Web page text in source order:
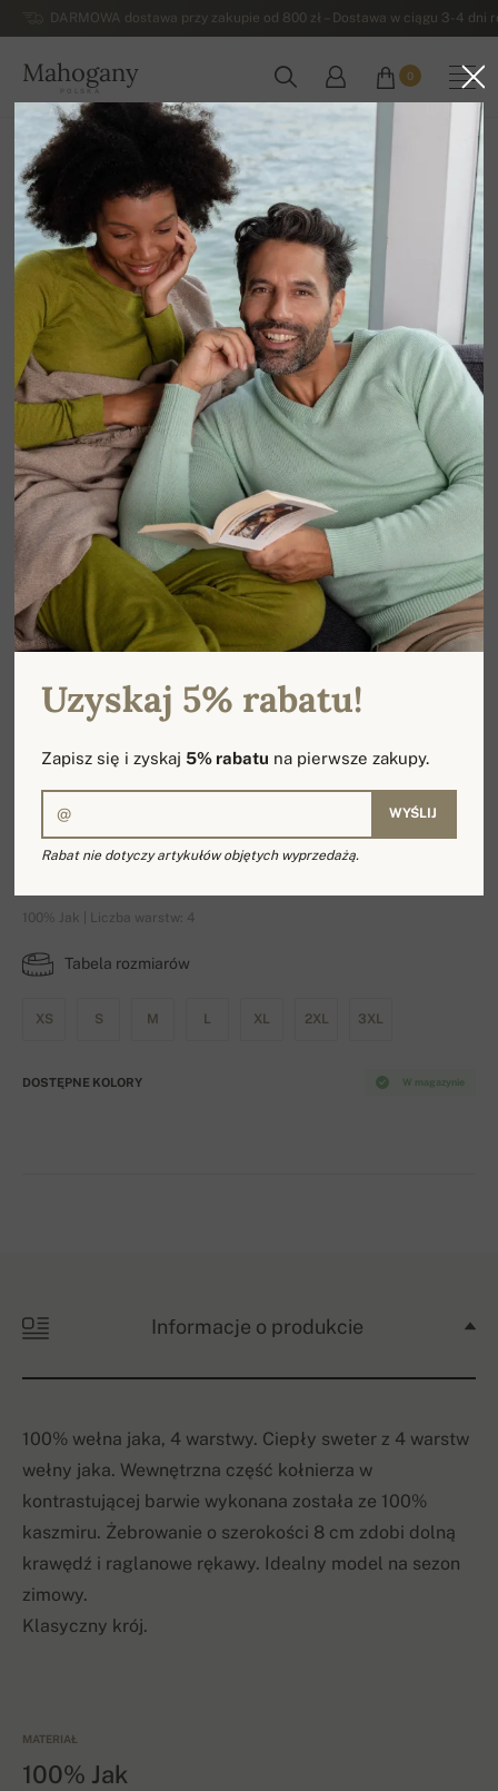
DARMOWA dostawa przy zakupie od 800 zł – Dostawa w ciągu 3-4
Mahogany
POLSKA
0
Strona główna Męskie swetry z kaszmiru
Howard
100% Jak | Liczba warstw: 4
Tabela rozmiarów
XS S M L XL 2XL 3XL
W magazynie
DOSTĘPNE KOLORY
Informacje o produkcie
100% wełna jaka, 4 warstwy. Ciepły sweter z 4 warstw
wełny jaka. Wewnętrzna część kołnierza w
kontrastującej barwie wykonana została ze 100%
kaszmiru. Żebrowanie o szerokości 8 cm zdobi dolną
krawędź i raglanowe rękawy. Idealny model na sezon
zimowy.
Klasyczny krój.
MATERIAŁ
100% Jak
Uzyskaj 5% rabatu!
Zapisz się i zyskaj5% rabatu na pierwsze zakupy.
WYŚLIJ
Rabat nie dotyczy artykułów objętych wyprzedażą.